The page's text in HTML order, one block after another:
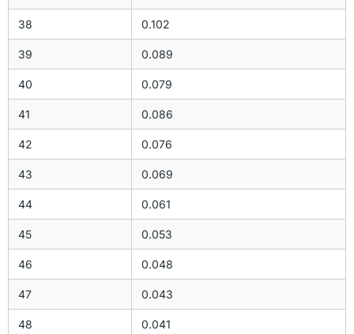
38 0.102
39 0.089
40 0.079
41 0.086
42 0.076
43 0.069
44 0.061
45 0.053
46 0.048
47 0.043
48 0.041